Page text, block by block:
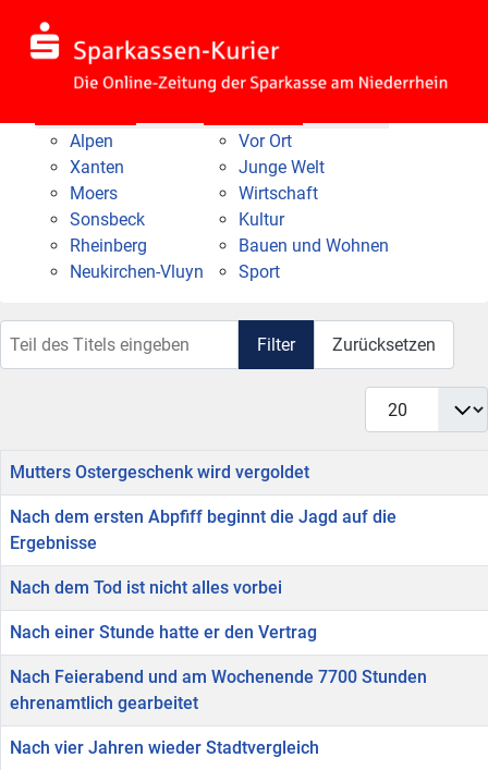
Alpen
Xanten
Moers
Sonsbeck
Rheinberg
Neukirchen-Vluyn
Vor Ort
Junge Welt
Wirtschaft
Kultur
Bauen und Wohnen
Sport
Filter Zurücksetzen
Anzeige #
Titel
Mutters Ostergeschenk wird vergoldet
Nach dem ersten Abpfiff beginnt die Jagd auf die
Ergebnisse
Nach dem Tod ist nicht alles vorbei
Nach einer Stunde hatte er den Vertrag
Nach Feierabend und am Wochenende 7700 Stunden
ehrenamtlich gearbeitet
Nach vier Jahren wieder Stadtvergleich